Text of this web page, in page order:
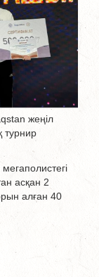
жеңіл
турнир
асқан 2
алған 40